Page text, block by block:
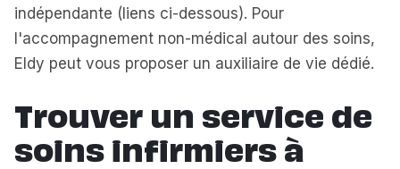
indépendante (liens ci-dessous). Pour
l'accompagnement non-médical autour des soins,
Eldy peut vous proposer un auxiliaire de vie dédié.
Trouver un service de
soins infirmiers à